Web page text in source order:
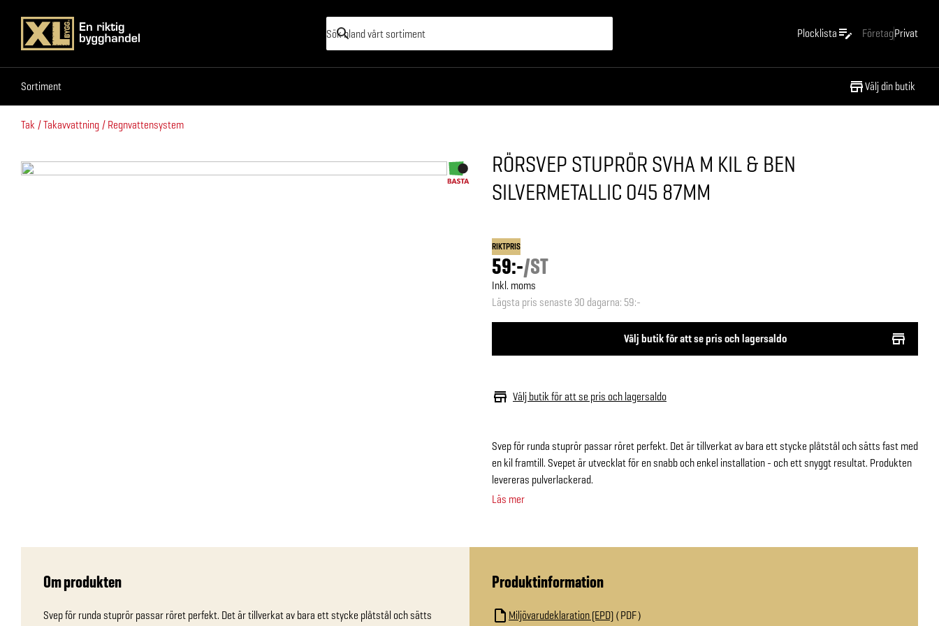
Plocklista FöretagPrivat
Sortiment Välj din butik
Sortiment
Tak Takavvattning Regnvattensystem
RÖRSVEP STUPRÖR SVHA M KIL & BEN
SILVERMETALLIC 045 87MM
RIKTPRIS
59:-/ST
Inkl. moms
Lägsta pris senaste 30 dagarna: 59:-
Välj butik för att se pris och lagersaldo
Välj butik för att se pris och lagersaldo
Svep för runda stuprör passar röret perfekt. Det är tillverkat av bara ett stycke plåtstål och sätts fast med
en kil framtill. Svepet är utvecklat för en snabb och enkel installation - och ett snyggt resultat. Produkten
levereras pulverlackerad.
Läs mer
Om produkten
Svep för runda stuprör passar röret perfekt. Det är tillverkat av bara ett stycke plåtstål och sätts
Produktinformation
Miljövarudeklaration (EPD) PDF